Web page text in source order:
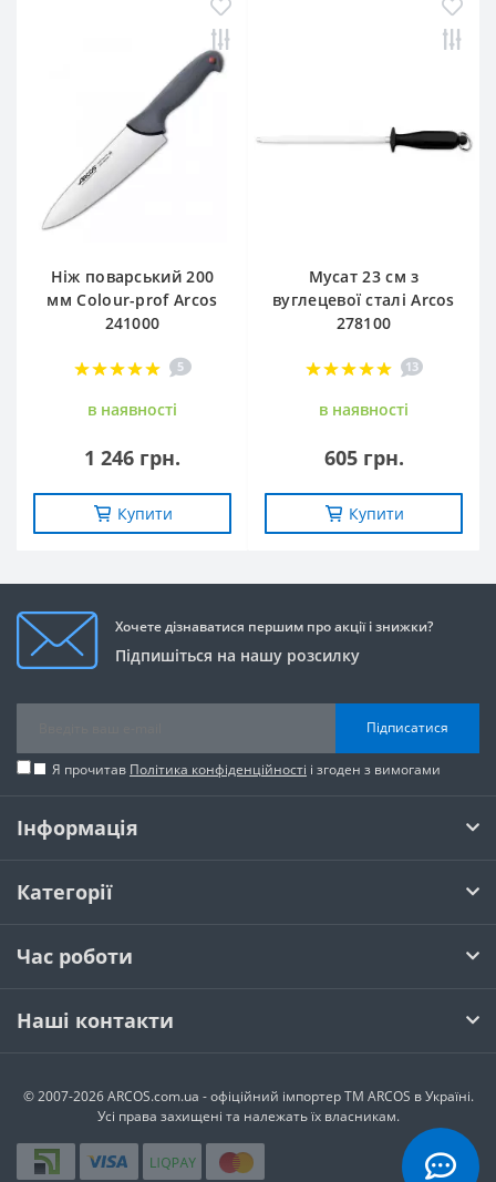
Ніж поварський 200
мм Сolour-prof Arcos
241000
5
в наявностi
1 246 грн.
Купити
Мусат 23 см з
вуглецевої сталі Arcos
278100
13
в наявностi
605 грн.
Купити
Хочете дізнаватися першим про акції і знижки?
Підпишіться на нашу розсилку
Підписатися
Я прочитав Політика конфіденційності і згоден з вимогами
Інформація
Категорії
Час роботи
Наші контакти
© 2007-2026 ARCOS.com.ua - офiцiйний iмпортер ТМ ARCOS в Україні.
Усi права захищенi та належать їх власникам.